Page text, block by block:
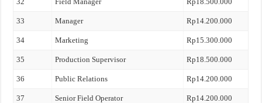
33 Manager Rp14.200.000
34 Marketing Rp15.300.000
35 Production Supervisor Rp18.500.000
36 Public Relations Rp14.200.000
37 Senior Field Operator Rp14.200.000